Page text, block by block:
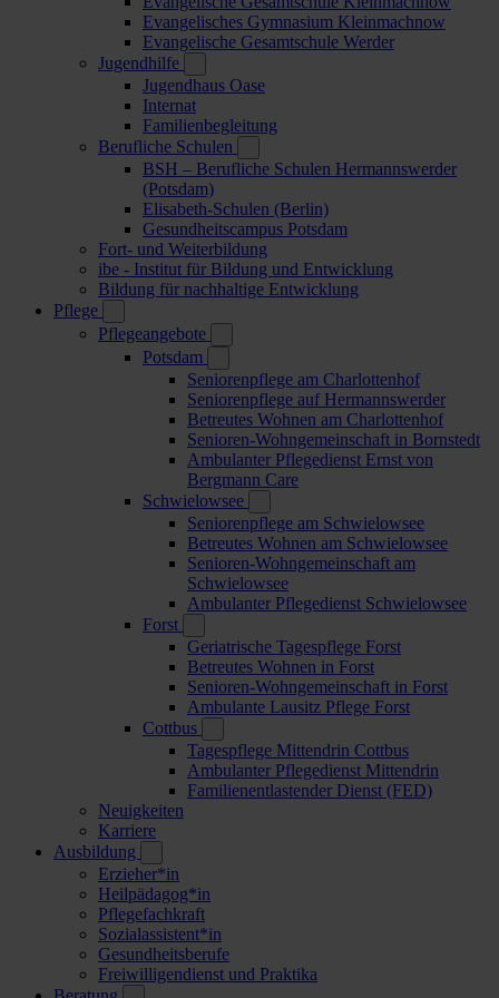
Evangelisches Gymnasium Kleinmachnow
Evangelische Gesamtschule Werder
Jugendhilfe
Jugendhaus Oase
Internat
Familienbegleitung
Berufliche Schulen
BSH – Berufliche Schulen Hermannswerder
(Potsdam)
Elisabeth-Schulen (Berlin)
Gesundheitscampus Potsdam
Fort- und Weiterbildung
ibe - Institut für Bildung und Entwicklung
Bildung für nachhaltige Entwicklung
Pflege
Pflegeangebote
Potsdam
Seniorenpflege am Charlottenhof
Seniorenpflege auf Hermannswerder
Betreutes Wohnen am Charlottenhof
Senioren-Wohngemeinschaft in Bornstedt
Ambulanter Pflegedienst Ernst von
Bergmann Care
Schwielowsee
Seniorenpflege am Schwielowsee
Betreutes Wohnen am Schwielowsee
Senioren-Wohngemeinschaft am
Schwielowsee
Ambulanter Pflegedienst Schwielowsee
Forst
Geriatrische Tagespflege Forst
Betreutes Wohnen in Forst
Senioren-Wohngemeinschaft in Forst
Ambulante Lausitz Pflege Forst
Cottbus
Tagespflege Mittendrin Cottbus
Ambulanter Pflegedienst Mittendrin
Familienentlastender Dienst (FED)
Neuigkeiten
Karriere
Ausbildung
Erzieher*in
Heilpädagog*in
Pflegefachkraft
Sozialassistent*in
Gesundheitsberufe
Freiwilligendienst und Praktika